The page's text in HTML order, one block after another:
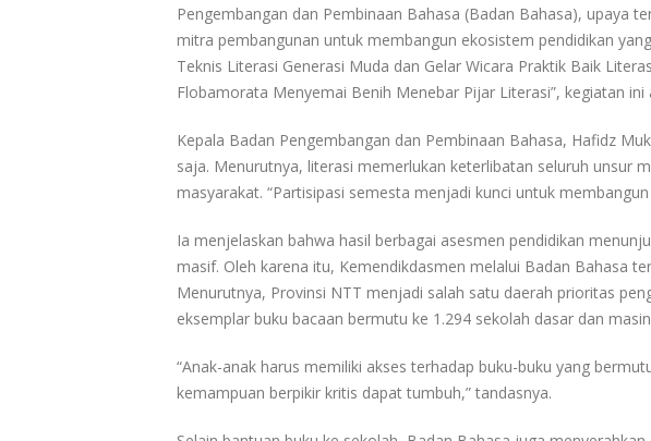
Pengembangan dan Pembinaan Bahasa (Badan Bahasa), upaya
mitra pembangunan untuk membangun ekosistem pendidikan
Teknis Literasi Generasi Muda dan Gelar Wicara Praktik Baik
Flobamorata Menyemai Benih Menebar Pijar Literasi”, kegiatan
Kepala Badan Pengembangan dan Pembinaan Bahasa, Hafidz
saja. Menurutnya, literasi memerlukan keterlibatan seluruh unsur
masyarakat. “Partisipasi semesta menjadi kunci untuk
Ia menjelaskan bahwa hasil berbagai asesmen pendidikan
masif. Oleh karena itu, Kemendikdasmen melalui Badan Bahasa
Menurutnya, Provinsi NTT menjadi salah satu daerah prioritas
eksemplar buku bacaan bermutu ke 1.294 sekolah dasar dan
“Anak-anak harus memiliki akses terhadap buku-buku yang
kemampuan berpikir kritis dapat tumbuh,” tandasnya.